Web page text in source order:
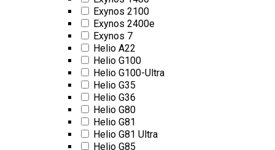
Exynos 2100
Exynos 2400e
Exynos 7
Helio A22
Helio G100
Helio G100-Ultra
Helio G35
Helio G36
Helio G80
Helio G81
Helio G81 Ultra
Helio G85